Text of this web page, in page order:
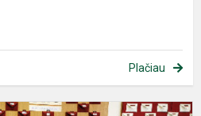
Plačiau